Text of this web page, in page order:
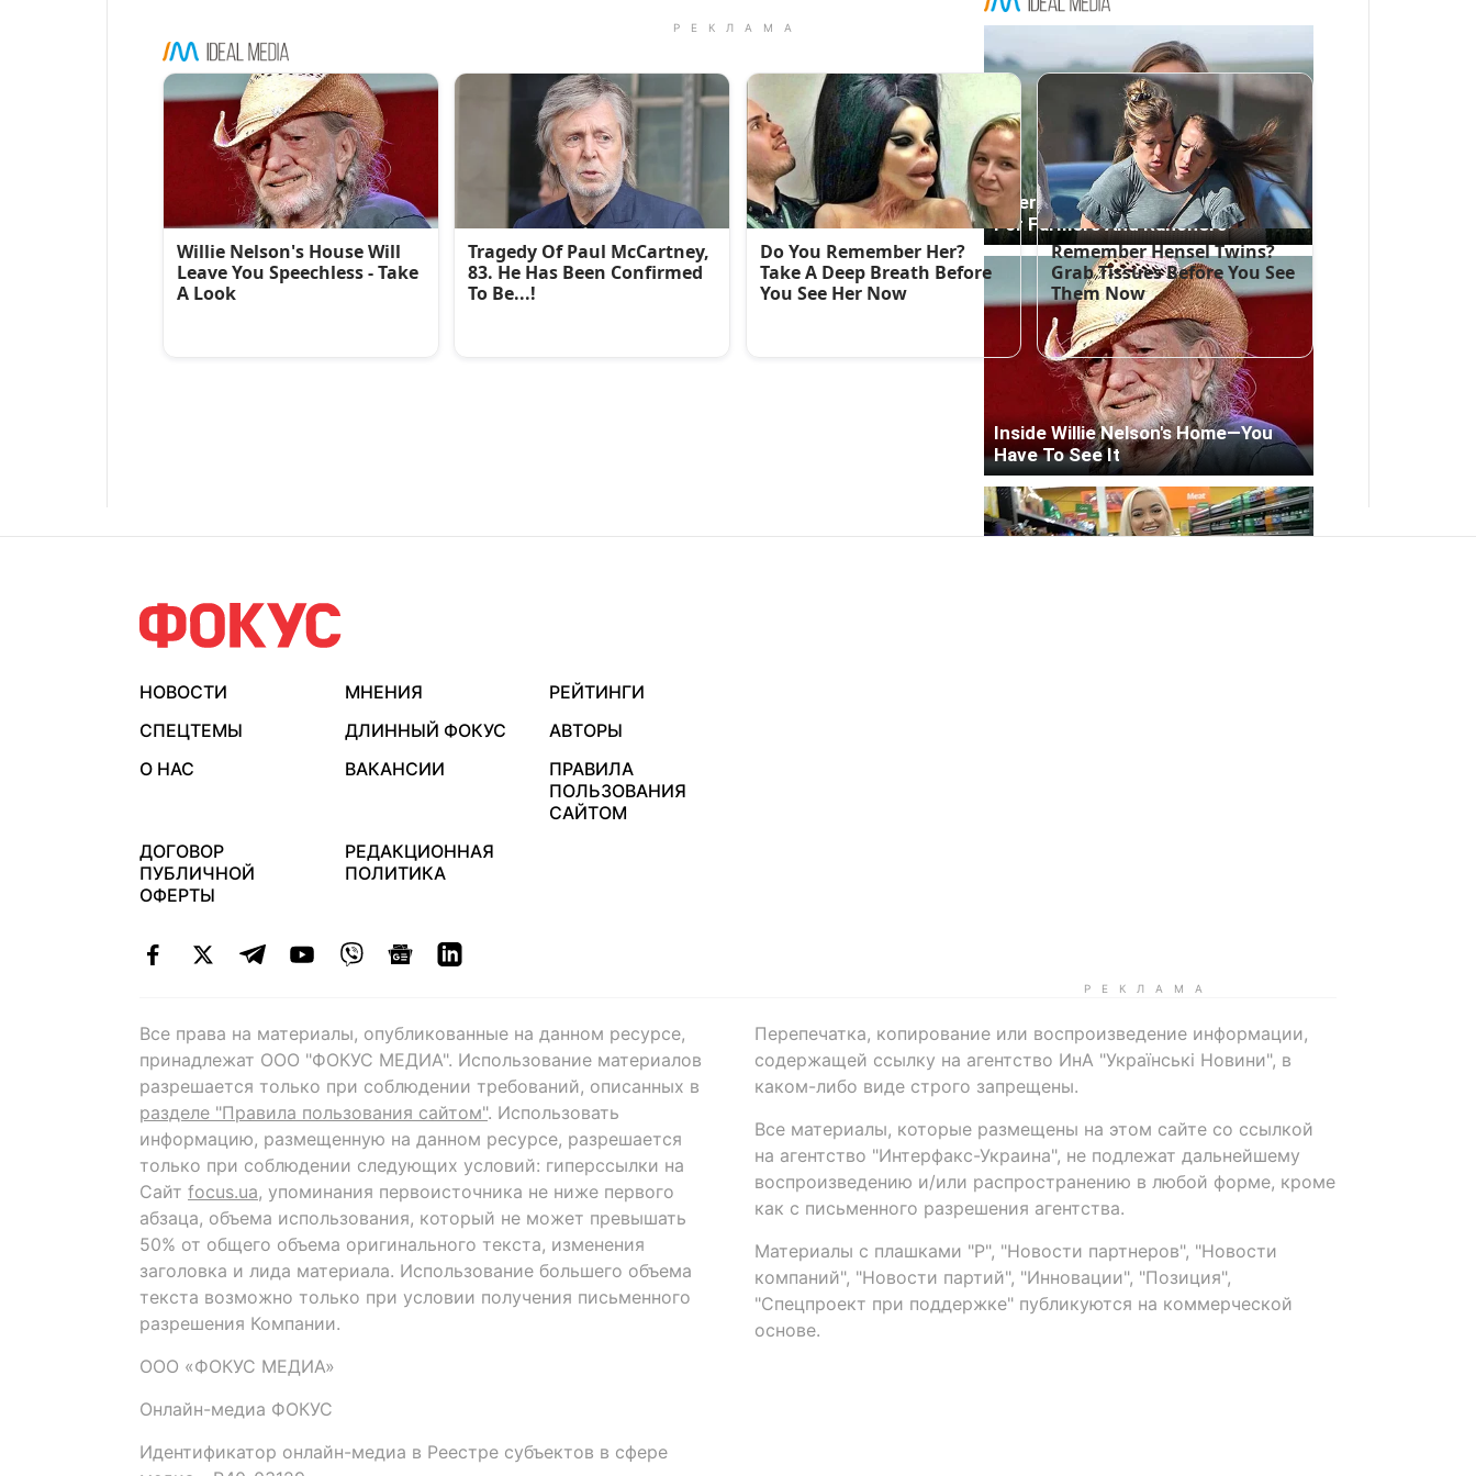
НОВОСТИ МНЕНИЯ
РЕЙТИНГИ
СПЕЦТЕМЫ
ДЛИННЫЙ ФОКУС
АВТОРЫ
О НАС
ВАКАНСИИ
ПРАВИЛА
ПОЛЬЗОВАНИЯ
САЙТОМ
ДОГОВОР
ПУБЛИЧНОЙ
ОФЕРТЫ
РЕДАКЦИОННАЯ
ПОЛИТИКА
Все права на материалы, опубликованные на данном ресурсе,
принадлежат ООО "ФОКУС МЕДИА". Использование материалов
разрешается только при соблюдении требований, описанных в
разделе "Правила пользования сайтом". Использовать
информацию, размещенную на данном ресурсе, разрешается
только при соблюдении следующих условий: гиперссылки на
Сайт focus.ua, упоминания первоисточника не ниже первого
абзаца, объема использования, который не может превышать
50% от общего объема оригинального текста, изменения
заголовка и лида материала. Использование большего объема
текста возможно только при условии получения письменного
разрешения Компании.
ООО «ФОКУС МЕДИА»
Онлайн-медиа ФОКУС
Идентификатор онлайн-медиа в Реестре субъектов в сфере
Перепечатка, копирование или воспроизведение информации,
содержащей ссылку на агентство ИнА "Українські Новини", в
каком-либо виде строго запрещены.
Все материалы, которые размещены на этом сайте со ссылкой
на агентство "Интерфакс-Украина", не подлежат дальнейшему
воспроизведению и/или распространению в любой форме, кроме
как с письменного разрешения агентства.
Материалы с плашками "Р", "Новости партнеров", "Новости
компаний", "Новости партий", "Инновации", "Позиция",
"Спецпроект при поддержке" публикуются на коммерческой
основе.